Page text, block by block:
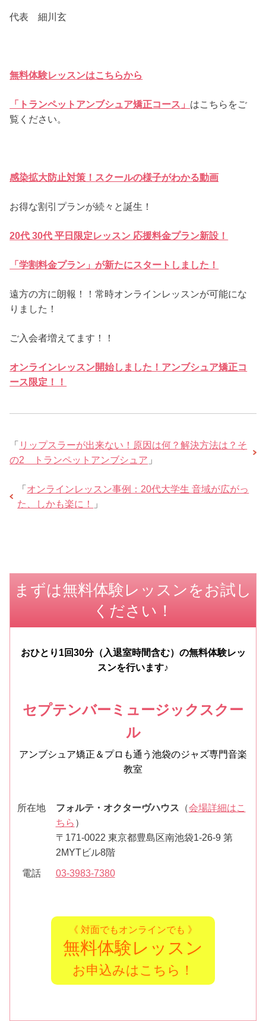
代表 細川玄
無料体験レッスンはこちらから
「トランペットアンブシュア矯正コース」 はこちらをご
覧ください。
感染拡大防止対策！ スクールの様子がわかる動画
お得な割引プランが続々と誕生！
20代 30代 平日限定レッスン 応援料金プラン新設！
「学割料金プラン」が新たにスタートしました！
遠方の方に朗報！！常時オンラインレッスンが可能にな
りました！
ご入会者増えてます！！
オンラインレッスン開始しました！アンブシュア矯正コ
ース限定！！
「 リップスラーが出来ない！原因は何？解決方法は？そ
の2 トランペットアンブシュア 」
「 オンラインレッスン事例：20代大学生 音域が広がっ
た、しかも楽に！
」
まずは無料体験レッスンをお試し
ください！
おひとり1回30分（入退室時間含む）の無料体験レッ
スンを行います♪
セプテンバーミュージックスクー
ル
アンブシュア矯正＆プロも通う池袋のジャズ専門音楽
教室
所在地 フォルテ・オクターヴハウス （会場詳細はこ
ちら ）
〒171-0022 東京都豊島区南池袋1-26-9 第
2MYTビル8階
電話 03-3983-7380
《 対面でもオンラインでも 》
無料体験レッスン
お申込みはこちら！